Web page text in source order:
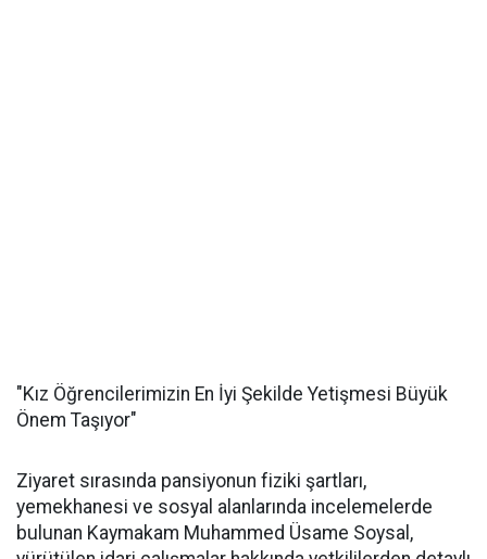
"Kız Öğrencilerimizin En İyi Şekilde Yetişmesi Büyük
Önem Taşıyor"
Ziyaret sırasında pansiyonun fiziki şartları,
yemekhanesi ve sosyal alanlarında incelemelerde
bulunan Kaymakam Muhammed Üsame Soysal,